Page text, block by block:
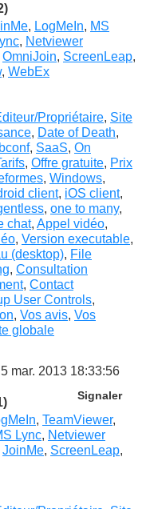
, LogMeIn, MS
, Netviewer
OmniJoin, ScreenLeap,
, WebEx
Propriétaire, Site
, Date of Death,
, SaaS, On
, Offre gratuite, Prix
, Windows,
client, iOS client,
, one to many,
chat, Appel vidéo,
, Version executable,
(desktop), File
, Consultation
, Contact
User Controls,
, Vos avis, Vos
globale
5 mar. 2013 18:33:56
Signaler
, TeamViewer,
Lync, Netviewer
JoinMe, ScreenLeap,